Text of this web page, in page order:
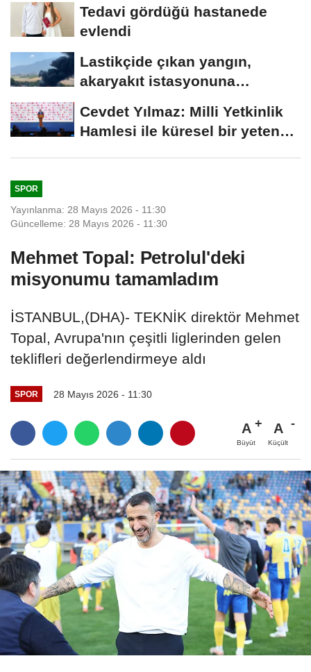
Tedavi gördüğü hastanede
evlendi
Lastikçide çıkan yangın,
akaryakıt istasyonuna
Cevdet Yılmaz: Milli Yetkinlik
Hamlesi ile küresel bir yetenek
SPOR
Yayınlanma: 28 Mayıs 2026 - 11:30
Güncelleme: 28 Mayıs 2026 - 11:30
Mehmet Topal: Petrolul'deki
misyonumu tamamladım
İSTANBUL,(DHA)- TEKNİK direktör Mehmet
Topal, Avrupa'nın çeşitli liglerinden gelen
teklifleri değerlendirmeye aldı
SPOR 28 Mayıs 2026 - 11:30
A
Büyüt
A
Küçült